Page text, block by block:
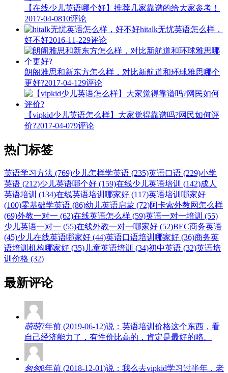
【在线少儿英语哪个好】推荐几家靠谱的给大家参考！
2017-04-0810评论
hitalk无忧英语怎么样，
好不好2016-11-229评论
朗阁雅思和新东方怎么样，对比新航道和环球雅思哪个
更好?2017-04-129评论
【vipkid少儿英语怎么样】大家觉得靠谱吗?网民如何评
价?2017-04-079评论
热门标签
英语学习方法 (769)少儿怎样学英语 (235)英语口语 (229)小学
英语 (212)少儿英语哪个好 (159)在线少儿英语培训 (142)成人
英语培训 (134)在线英语培训哪家好 (117)英语培训哪家好
(100)零基础学英语 (86)幼儿英语启蒙 (72)阿卡索外教网怎么样
(69)外教一对一 (62)在线英语怎么样 (59)英语一对一培训 (55)
少儿英语一对一 (55)在线外教一对一哪家好 (52)BEC商务英语
(45)少儿在线英语哪家好 (44)英语口语培训哪家好 (36)商务英
语培训机构哪家好 (35) 儿童英语培训 (34)初中英语 (32)英语培
训价格 (32)
最新评论
萌萌7年前 (2019-06-12)说：英语培训价格这个东西，看
自己经济能力了，有性价比高的，肯定是最好的咯。
匆匆8年前 (2018-12-01)说：我么去vipkid学习过半年，老